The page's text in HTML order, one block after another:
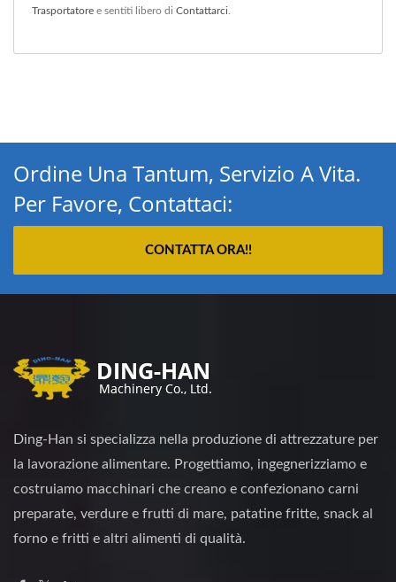
Trasportatore e sentiti libero di Contattarci
Ordine Una Tantum, Servizio A Vita.
Per Favore, Contattaci:
CONTATTA ORA!!
Ding-Han si specializza nella produzione di attrezzature per
la lavorazione alimentare. Progettiamo, ingegnerizziamo e
costruiamo macchinari che creano e confezionano carni
preparate, verdure e frutti di mare, patatine fritte, snack al
forno e fritti e altri alimenti di qualità.